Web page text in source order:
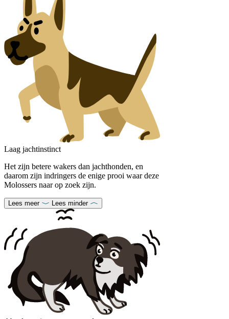
Laag jachtinstinct
Het zijn betere wakers dan jachthonden, en
daarom zijn indringers de enige prooi waar deze
Molossers naar op zoek zijn.
Lees meer Lees minder